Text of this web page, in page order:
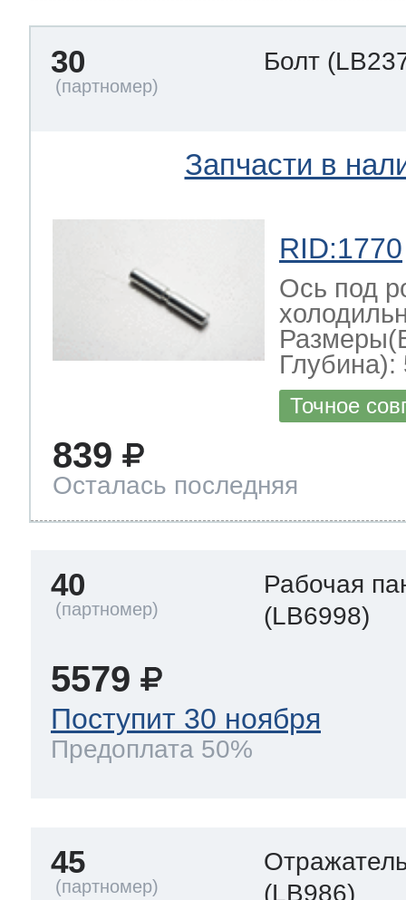
30 Болт
Запчасти в
RID:1770
Ось под
Глубина):
Точное
839
Осталась последняя
40
Рабочая
(LB6998)
5579
Поступит 30 ноября
Предоплата 50%
45
(LB986)